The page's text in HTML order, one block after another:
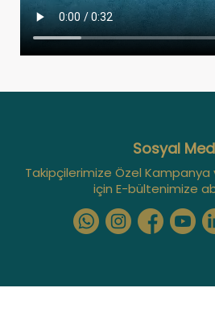
Sosyal
Takipçilerimize Özel Kampanya
için E-bültenimize